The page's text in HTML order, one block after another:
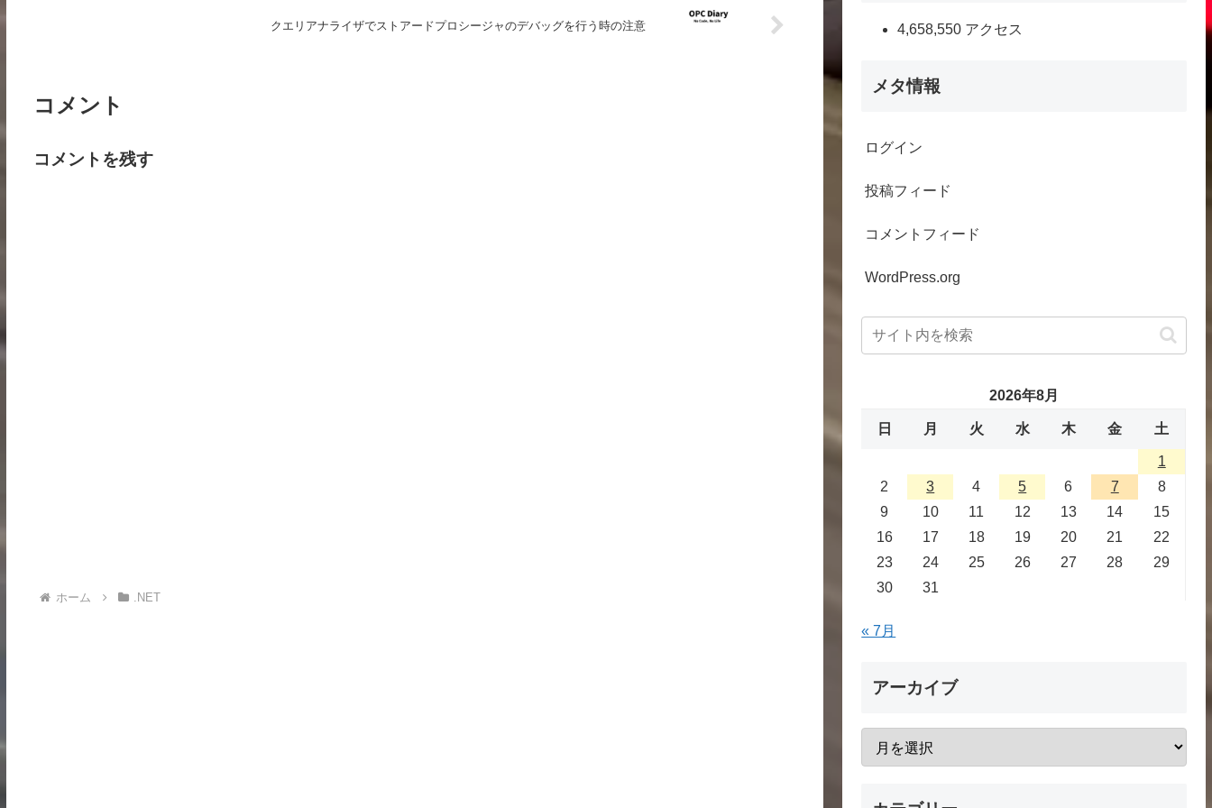
クエリアナライザでストアードプロシージャのデバッグを行う時の注意
コメント
コメントを残す
ホーム .NET
4,658,550 アクセス
メタ情報
ログイン
投稿フィード
コメントフィード
WordPress.org
2026年8月
日 月 火 水 木 金 土
1
2
3 4 5 6 7
8
9
10 11 12 13 14
15
16
17 18 19 20 21
22
23
24 25 26 27 28
29
30
31
« 7月
アーカイブ